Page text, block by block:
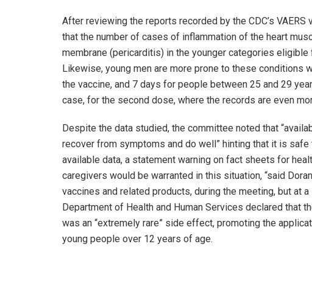
After reviewing the reports recorded by the CDC’s
that the number of cases of inflammation of the heart
membrane (pericarditis) in the younger categories
Likewise, young men are more prone to these
the vaccine, and 7 days for people between 25 and 29
case, for the second dose, where the records are even
Despite the data studied, the committee noted that
recover from symptoms and do well” hinting that it is safe
available data, a statement warning on fact sheets for
caregivers would be warranted in this situation, “said
vaccines and related products, during the meeting, but at
Department of Health and Human Services declared that
was an “extremely rare” side effect, promoting the
young people over 12 years of age.